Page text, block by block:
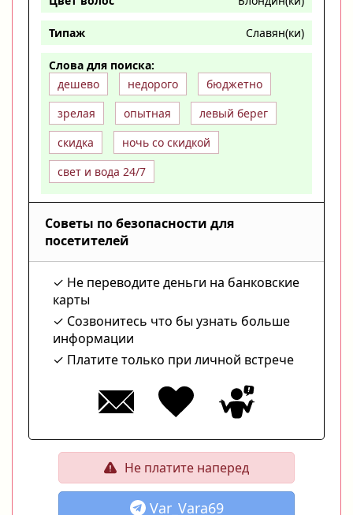
Типаж Славян(ки)
Слова для поиска:
дешево
недорого
бюджетно
зрелая
опытная
левый берег
скидка
ночь со скидкой
свет и вода 24/7
Советы по безопасности для
посетителей
Не переводите деньги на банковские
карты
Созвонитесь что бы узнать больше
информации
Платите только при личной встрече
Не платите наперед
Var_Vara69